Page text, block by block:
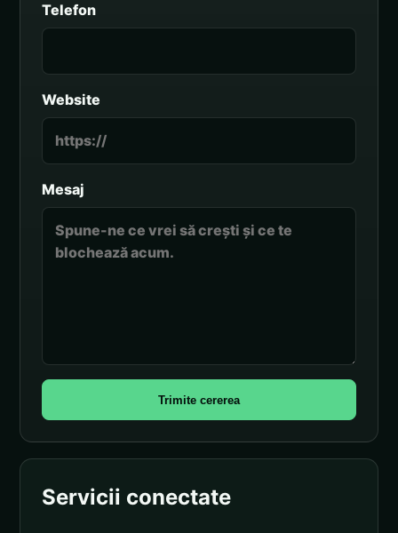
Telefon
Website
Mesaj
Trimite cererea
Servicii conectate